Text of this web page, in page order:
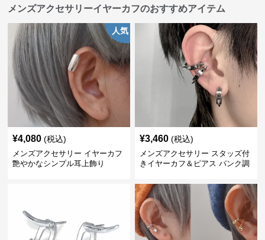
メンズアクセサリーイヤーカフのおすすめアイテム
人気
¥4,080 (税込)
メンズアクセサリー イヤーカフ
艶やかなシンプル耳上飾り
¥3,460 (税込)
メンズアクセサリー スタッズ付
きイヤーカフ＆ピアス パンク調